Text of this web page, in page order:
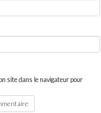
site dans le navigateur pour